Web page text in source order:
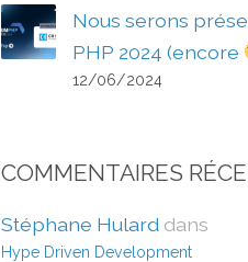
Nous serons
PHP 2024 (encore
12/06/2024
COMMENTAIRES
Stéphane Hulard dans
Hype Driven Development